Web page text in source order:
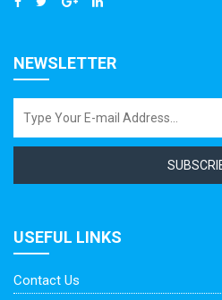
NEWSLETTER
USEFUL LINKS
Contact Us